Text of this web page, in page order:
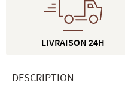
LIVRAISON 24H
DESCRIPTION